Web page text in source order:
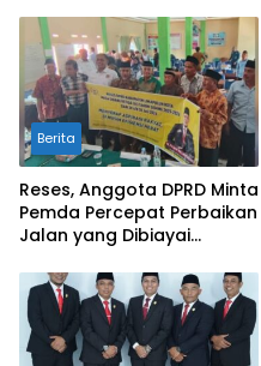
Berita
Reses, Anggota DPRD Minta
Pemda Percepat Perbaikan
Jalan yang Dibiayai